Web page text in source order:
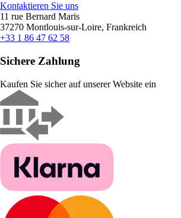
Kontaktieren Sie uns
11 rue Bernard Maris
37270 Montlouis-sur-Loire, Frankreich
+33 1 86 47 62 58
Sichere Zahlung
Kaufen Sie sicher auf unserer Website ein